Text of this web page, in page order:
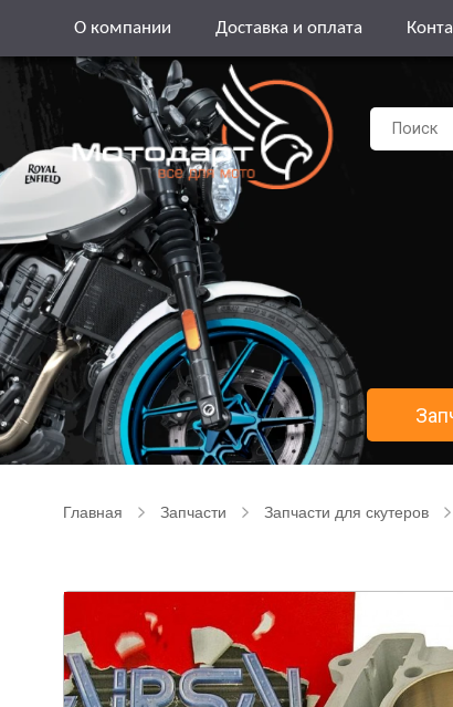
О компании Доставка и оплата
Главная Запчасти Запчасти для скутеров